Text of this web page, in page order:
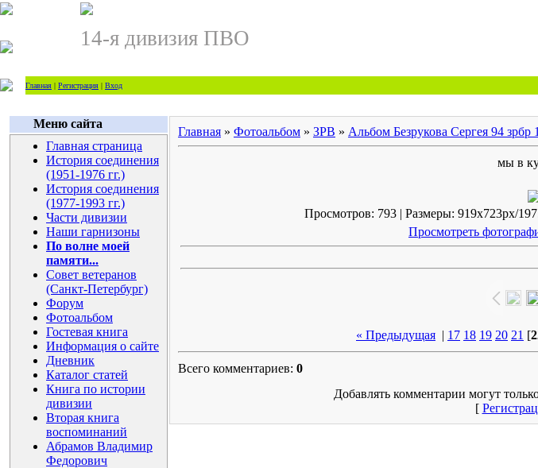
14-я дивизия ПВО
Главная | Регистрация | Вход
Меню сайта
Главная страница
История соединения
(1951-1976 гг.)
История соединения
(1977-1993 гг.)
Части дивизии
Наши гарнизоны
По волне моей
памяти...
Совет ветеранов
(Санкт-Петербург)
Форум
Фотоальбом
Гостевая книга
Информация о сайте
Дневник
Каталог статей
Книга по истории
дивизии
Вторая книга
воспоминаний
Абрамов Владимир
Федорович
Главная » Фотоальбом » ЗРВ » Альбом Безрукова Сергея 94 зрбр
мы в
Просмотров: 793 | Размеры: 919x723px/
Просмотреть
« Предыдущая | 17 18 19 20 21 [
Всего комментариев: 0
Добавлять комментарии могут
[